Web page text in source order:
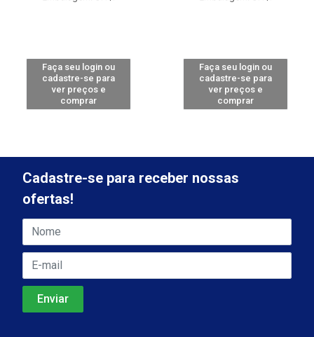
Faça seu login ou
cadastre-se para
ver preços e
comprar
Faça seu login ou
cadastre-se para
ver preços e
comprar
Cadastre-se para receber nossas
ofertas!